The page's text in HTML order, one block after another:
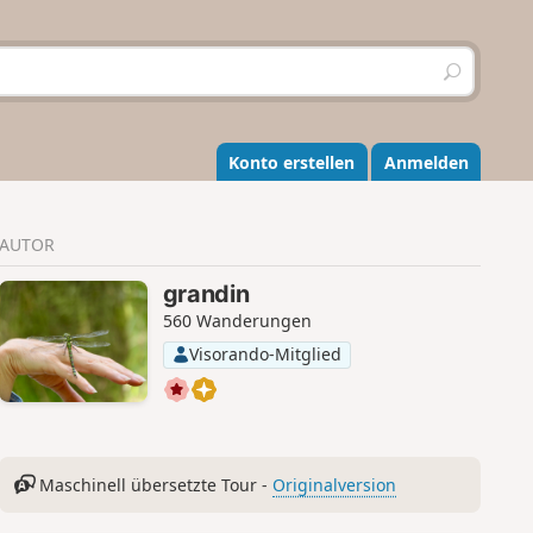
S
u
h
e
n
Konto erstellen Anmelden
AUTOR
grandin
560 Wanderungen
Visorando-Mitglied
Maschinell übersetzte Tour - Originalversion